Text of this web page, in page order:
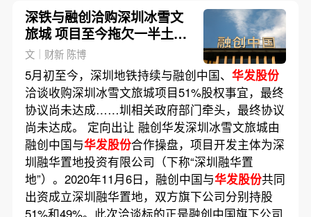
深铁与融创洽购深圳冰雪文
旅城 项目至今拖欠一半土地
款
文｜财新 陈博
5月初至今，深圳地铁持续与融创中国、 华发股份
洽谈收购深圳冰雪文旅城项目51%股权事宜，最终
协议尚未达成……圳相关政府部门牵头，最终协议
尚未达成。 定向出让 融创华发深圳冰雪文旅城由
融创中国与华发股份合作操盘，项目开发主体为深
圳融华置地投资有限公司（下称“深圳融华置
地”）。2020年11月6日，融创中国与华发股份共同
出资成立深圳融华置地，双方旗下公司分别持股
51%和49%。此次洽谈标的正是融创中国旗下公司